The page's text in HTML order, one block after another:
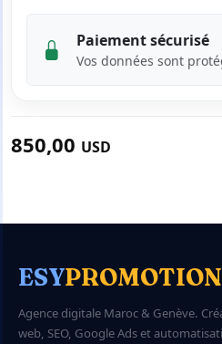
Paiement sécurisé
Vos données sont
850,00 USD
ESYPROMOTION
Agence digitale Maroc & Genève.
web, SEO, Google Ads et